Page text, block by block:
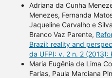
Adriana da Cunha
Menezes, Fernanda
Jaqueline Carvalho e
Branco Vaz Parente,
Brazil: reality and
da UFPI: v. 2 n. 2 (2013):
Maria Eugênia de Lima
Farias, Paula Marciana